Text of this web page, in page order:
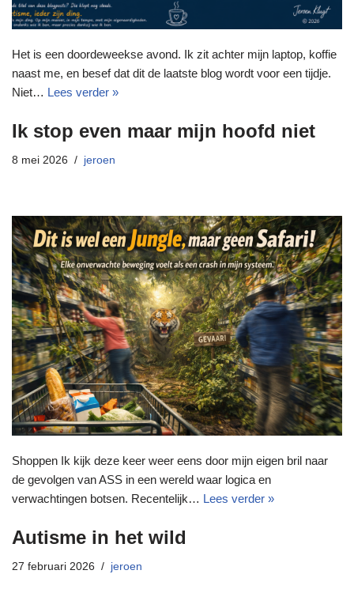
Het is een doordeweekse avond. Ik zit achter mijn laptop, koffie
naast me, en besef dat dit de laatste blog wordt voor een tijdje.
Niet… Lees verder »
Ik stop even maar mijn hoofd niet
8 mei 2026 jeroen
Shoppen Ik kijk deze keer weer eens door mijn eigen bril naar
de gevolgen van ASS in een wereld waar logica en
verwachtingen botsen. Recentelijk… Lees verder »
Autisme in het wild
27 februari 2026 jeroen